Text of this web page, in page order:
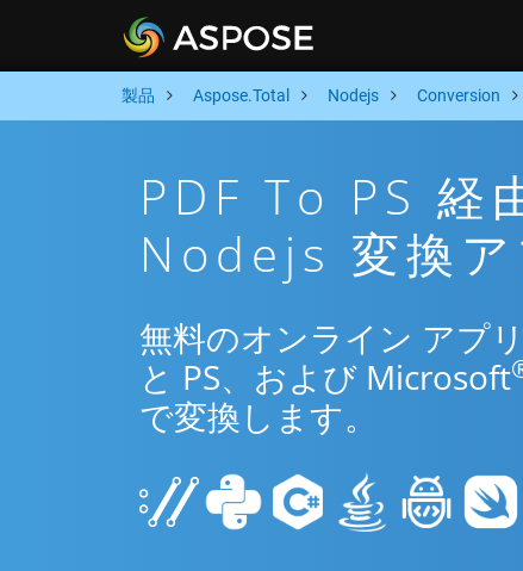
製品 Aspose.Total Nodejs Conversion
PDF To PS 経
Nodejs 変換ア
無料のオンライン アプ
と PS、および Microsoft
で変換します。